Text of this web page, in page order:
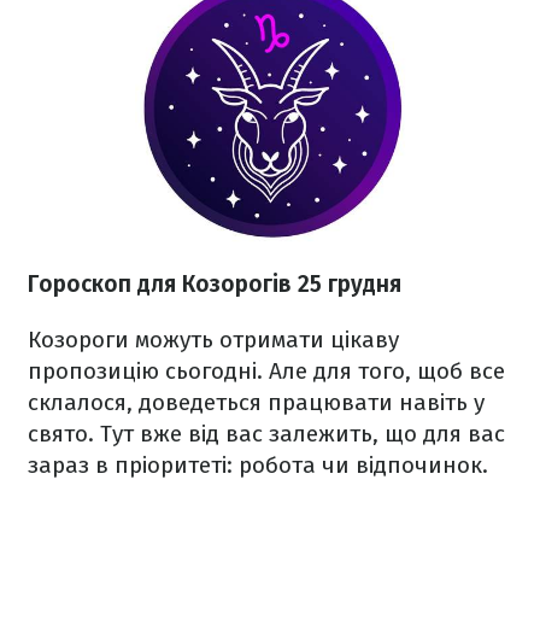
Гороскоп для Козорогів 25 грудня
Козороги можуть отримати цікаву
пропозицію сьогодні. Але для того, щоб все
склалося, доведеться працювати навіть у
свято. Тут вже від вас залежить, що для вас
зараз в пріоритеті: робота чи відпочинок.